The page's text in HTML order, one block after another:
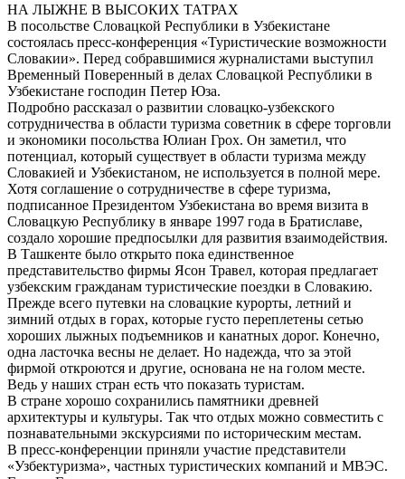
НА ЛЫЖНЕ В ВЫСОКИХ ТАТРАХ
В посольстве Словацкой Республики в Узбекистане
состоялась пресс-конференция «Туристические возможности
Словакии». Перед собравшимися журналистами выступил
Временный Поверенный в делах Словацкой Республики в
Узбекистане господин Петер Юза.
Подробно рассказал о развитии словацко-узбекского
сотрудничества в области туризма советник в сфере торговли
и экономики посольства Юлиан Грох. Он заметил, что
потенциал, который существует в области туризма между
Словакией и Узбекистаном, не используется в полной мере.
Хотя соглашение о сотрудничестве в сфере туризма,
подписанное Президентом Узбекистана во время визита в
Словацкую Республику в январе 1997 года в Братиславе,
создало хорошие предпосылки для развития взаимодействия.
В Ташкенте было открыто пока единственное
представительство фирмы Ясон Травел, которая предлагает
узбекским гражданам туристические поездки в Словакию.
Прежде всего путевки на словацкие курорты, летний и
зимний отдых в горах, которые густо переплетены сетью
хороших лыжных подъемников и канатных дорог. Конечно,
одна ласточка весны не делает. Но надежда, что за этой
фирмой откроются и другие, основана не на голом месте.
Ведь у наших стран есть что показать туристам.
В стране хорошо сохранились памятники древней
архитектуры и культуры. Так что отдых можно совместить с
познавательными экскурсиями по историческим местам.
В пресс-конференции приняли участие представители
«Узбектуризма», частных туристических компаний и МВЭС.